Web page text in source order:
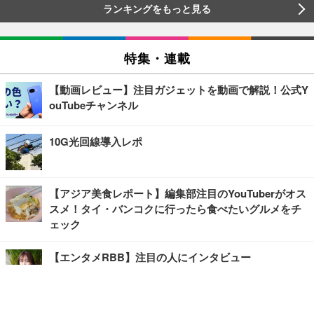
ランキングをもっと見る
特集・連載
【動画レビュー】注目ガジェットを動画で解説！公式Y
ouTubeチャンネル
10G光回線導入レポ
【アジア美食レポート】編集部注目のYouTuberがオス
スメ！タイ・バンコクに行ったら食べたいグルメをチ
ェック
【エンタメRBB】注目の人にインタビュー